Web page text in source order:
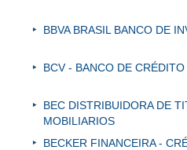
BBVA BRASIL BANCO DE
BCV - BANCO DE
BEC DISTRIBUIDORA DE
MOBILIARIOS
BECKER FINANCEIRA -